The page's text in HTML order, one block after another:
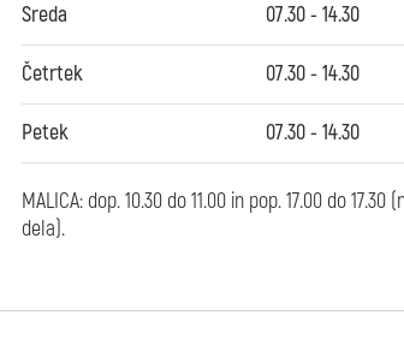
Sreda 07.30 - 14.30
Četrtek 07.30 - 14.30
Petek 07.30 - 14.30
MALICA: dop. 10.30 do 11.00 in pop. 17.00 do
dela).